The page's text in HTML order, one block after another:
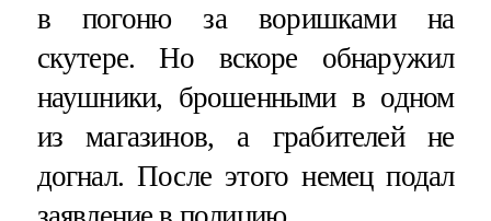
в погоню за воришками на
скутере. Но вскоре обнаружил
наушники, брошенными в одном
из магазинов, а грабителей не
догнал. После этого немец подал